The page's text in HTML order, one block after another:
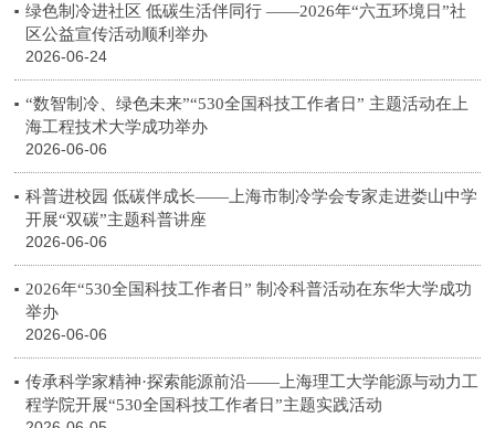
绿色制冷进社区 低碳生活伴同行 ——2026年“六五环境日”社
区公益宣传活动顺利举办
2026-06-24
“数智制冷、绿色未来”“530全国科技工作者日” 主题活动在上
海工程技术大学成功举办
2026-06-06
科普进校园 低碳伴成长——上海市制冷学会专家走进娄山中学
开展“双碳”主题科普讲座
2026-06-06
2026年“530全国科技工作者日” 制冷科普活动在东华大学成功
举办
2026-06-06
传承科学家精神·探索能源前沿——上海理工大学能源与动力工
程学院开展“530全国科技工作者日”主题实践活动